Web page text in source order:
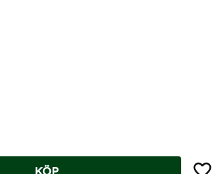
KÖP